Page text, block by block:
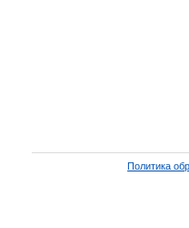
Политика